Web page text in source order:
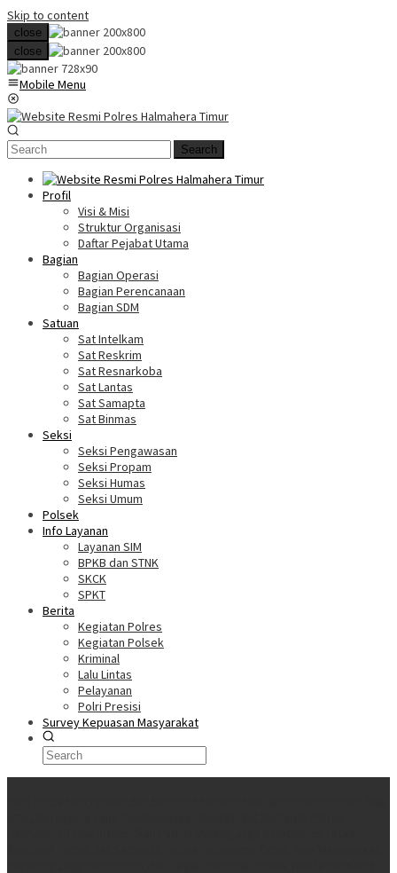
Skip to content
close
close
Mobile Menu
Search
Profil
Visi & Misi
Struktur Organisasi
Daftar Pejabat Utama
Bagian
Bagian Operasi
Bagian Perencanaan
Bagian SDM
Satuan
Sat Intelkam
Sat Reskrim
Sat Resnarkoba
Sat Lantas
Sat Samapta
Sat Binmas
Seksi
Seksi Pengawasan
Seksi Propam
Seksi Humas
Seksi Umum
Polsek
Info Layanan
Layanan SIM
BPKB dan STNK
SKCK
SPKT
Berita
Kegiatan Polres
Kegiatan Polsek
Kriminal
Lalu Lintas
Pelayanan
Polri Presisi
Survey Kepuasan Masyarakat